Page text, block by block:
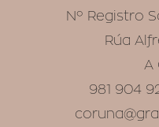
Nº Registro
Rúa
A
981 904